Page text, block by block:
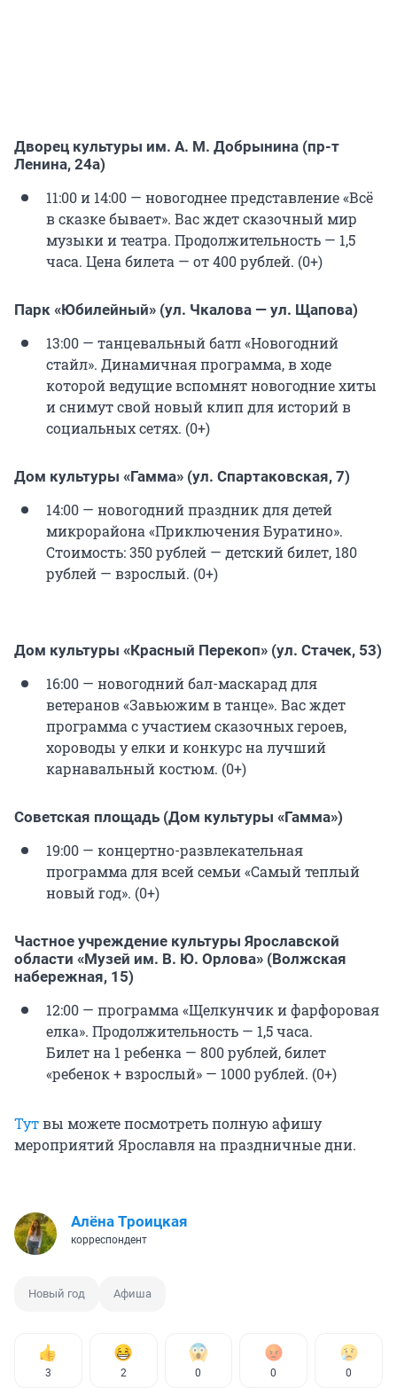
Дворец культуры им. А. М. Добрынина (пр-т
Ленина, 24а)
11:00 и 14:00 — новогоднее представление «Всё
в сказке бывает». Вас ждет сказочный мир
музыки и театра. Продолжительность — 1,5
часа. Цена билета — от 400 рублей. (0+)
Парк «Юбилейный» (ул. Чкалова — ул. Щапова)
13:00 — танцевальный батл «Новогодний
стайл». Динамичная программа, в ходе
которой ведущие вспомнят новогодние хиты
и снимут свой новый клип для историй в
социальных сетях. (0+)
Дом культуры «Гамма» (ул. Спартаковская, 7)
14:00 — новогодний праздник для детей
микрорайона «Приключения Буратино».
Стоимость: 350 рублей — детский билет, 180
рублей — взрослый. (0+)
Дом культуры «Красный Перекоп» (ул. Стачек, 53)
16:00 — новогодний бал-маскарад для
ветеранов «Завьюжим в танце». Вас ждет
программа с участием сказочных героев,
хороводы у елки и конкурс на лучший
карнавальный костюм. (0+)
Советская площадь (Дом культуры «Гамма»)
19:00 — концертно-развлекательная
программа для всей семьи «Самый теплый
новый год». (0+)
Частное учреждение культуры Ярославской
области «Музей им. В. Ю. Орлова» (Волжская
набережная, 15)
12:00 — программа «Щелкунчик и фарфоровая
елка». Продолжительность — 1,5 часа.
Билет на 1 ребенка — 800 рублей, билет
«ребенок + взрослый» — 1000 рублей. (0+)
Тутвы можете посмотреть полную афишу
мероприятий Ярославля на праздничные дни.
Алёна Троицкая
корреспондент
Новый год Афиша
3 2 0 0 0